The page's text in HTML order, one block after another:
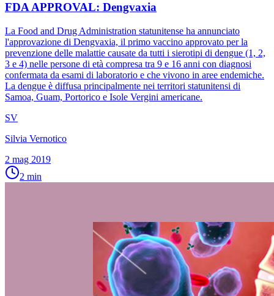
FDA APPROVAL: Dengvaxia
La Food and Drug Administration statunitense ha annunciato
l'approvazione di Dengvaxia, il primo vaccino approvato per la
prevenzione delle malattie causate da tutti i sierotipi di dengue (1, 2,
3 e 4) nelle persone di età compresa tra 9 e 16 anni con diagnosi
confermata da esami di laboratorio e che vivono in aree endemiche.
La dengue è diffusa principalmente nei territori statunitensi di
Samoa, Guam, Portorico e Isole Vergini americane.
SV
Silvia Vernotico
2 mag 2019
2 min